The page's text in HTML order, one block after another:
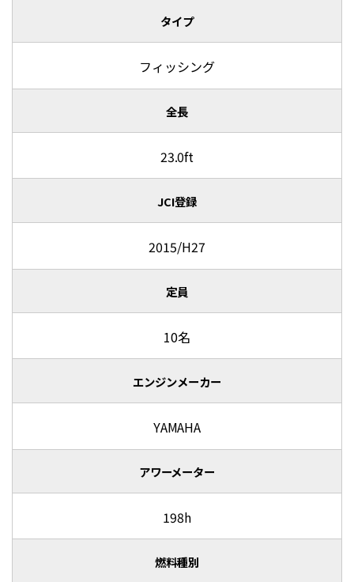
タイプ
フィッシング
全長
23.0ft
JCI登録
2015/H27
定員
10名
エンジンメーカー
YAMAHA
アワーメーター
198h
燃料種別